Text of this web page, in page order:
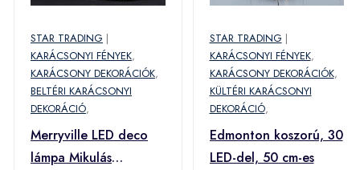
STAR TRADING |
KARÁCSONYI FÉNYEK,
KARÁCSONY DEKORÁCIÓK,
BELTÉRI KARÁCSONYI
DEKORÁCIÓ,
Merryville LED deco
lámpa Mikulás
STAR TRADING |
KARÁCSONYI FÉNYEK,
KARÁCSONY DEKORÁCIÓK,
KÜLTÉRI KARÁCSONYI
DEKORÁCIÓ,
Edmonton koszorú, 30
LED-del, 50 cm-es